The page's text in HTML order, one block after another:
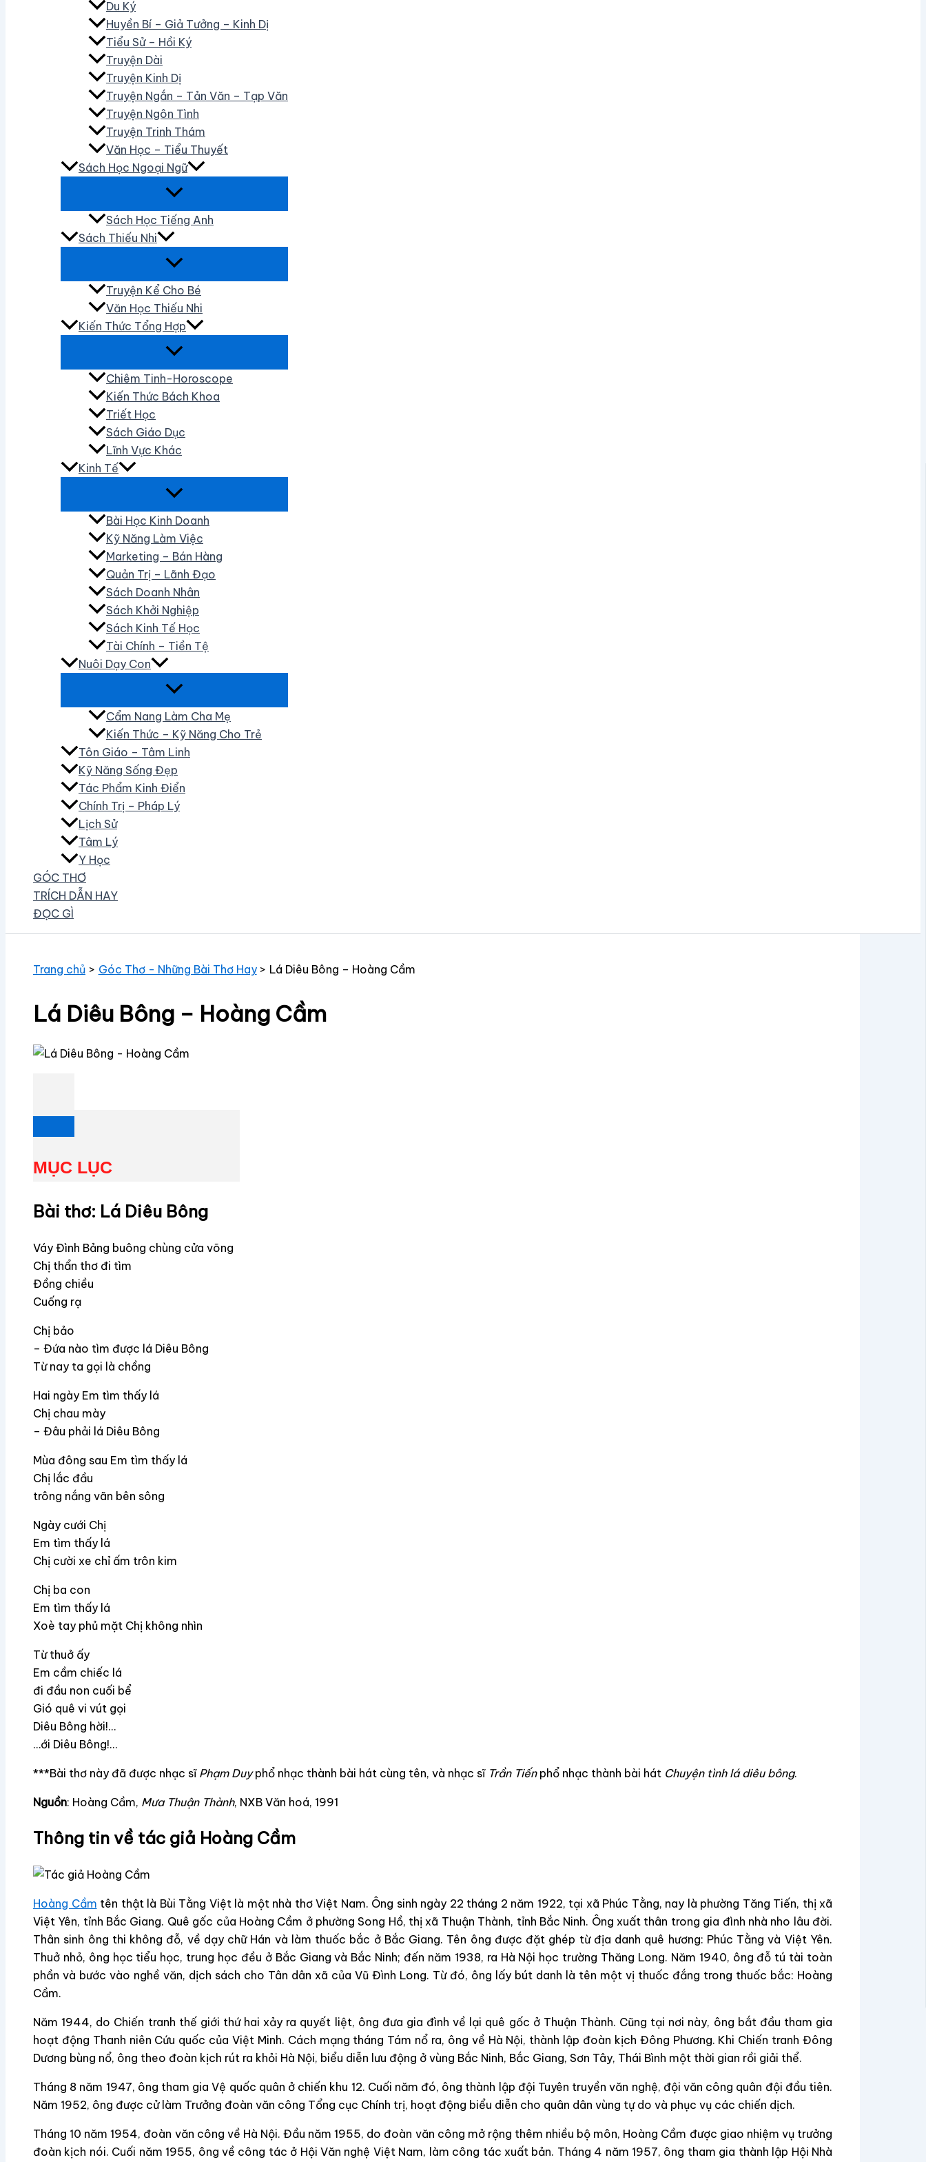
Du Ký
Huyền Bí – Giả Tưởng – Kinh Dị
Tiểu Sử – Hồi Ký
Truyện Dài
Truyện Kinh Dị
Truyện Ngắn – Tản Văn – Tạp Văn
Truyện Ngôn Tình
Truyện Trinh Thám
Văn Học – Tiểu Thuyết
Sách Học Ngoại Ngữ
Sách Học Tiếng Anh
Sách Thiếu Nhi
Truyện Kể Cho Bé
Văn Học Thiếu Nhi
Kiến Thức Tổng Hợp
Chiêm Tinh-Horoscope
Kiến Thức Bách Khoa
Triết Học
Sách Giáo Dục
Lĩnh Vực Khác
Kinh Tế
Bài Học Kinh Doanh
Kỹ Năng Làm Việc
Marketing – Bán Hàng
Quản Trị – Lãnh Đạo
Sách Doanh Nhân
Sách Khởi Nghiệp
Sách Kinh Tế Học
Tài Chính – Tiền Tệ
Nuôi Dạy Con
Cẩm Nang Làm Cha Mẹ
Kiến Thức – Kỹ Năng Cho Trẻ
Tôn Giáo – Tâm Linh
Kỹ Năng Sống Đẹp
Tác Phẩm Kinh Điển
Chính Trị – Pháp Lý
Lịch Sử
Tâm Lý
Y Học
GÓC THƠ
TRÍCH DẪN HAY
ĐỌC GÌ
Trang chủ Góc Thơ - Những Bài Thơ Hay Lá Diêu Bông – Hoàng Cầm
Lá Diêu Bông – Hoàng Cầm
MỤC LỤC
Bài thơ: Lá Diêu Bông
Váy Đình Bảng buông chùng cửa võng
Chị thẩn thơ đi tìm
Đồng chiều
Cuống rạ
Chị bảo
– Đứa nào tìm được lá Diêu Bông
Từ nay ta gọi là chồng
Hai ngày Em tìm thấy lá
Chị chau mày
– Đâu phải lá Diêu Bông
Mùa đông sau Em tìm thấy lá
Chị lắc đầu
trông nắng vãn bên sông
Ngày cưới Chị
Em tìm thấy lá
Chị cười xe chỉ ấm trôn kim
Chị ba con
Em tìm thấy lá
Xoè tay phủ mặt Chị không nhìn
Từ thuở ấy
Em cầm chiếc lá
đi đầu non cuối bể
Gió quê vi vút gọi
Diêu Bông hời!…
…ới Diêu Bông!…
***Bài thơ này đã được nhạc sĩ Phạm Duyphổ nhạc thành bài hát cùng tên, và nhạc sĩ Trần Tiếnphổ nhạc thành bài hát Chuyện tình lá diêu bông.
Nguồn: Hoàng Cầm, Mưa Thuận Thành, NXB Văn hoá, 1991
Thông tin về tác giả Hoàng Cầm
Hoàng Cầm tên thật là Bùi Tằng Việt là một nhà thơ Việt Nam. Ông sinh ngày 22 tháng 2 năm 1922, tại xã Phúc Tằng, nay là phường Tăng Tiến, thị xã
Việt Yên, tỉnh Bắc Giang. Quê gốc của Hoàng Cầm ở phường Song Hồ, thị xã Thuận Thành, tỉnh Bắc Ninh. Ông xuất thân trong gia đình nhà nho lâu đời.
Thân sinh ông thi không đỗ, về dạy chữ Hán và làm thuốc bắc ở Bắc Giang. Tên ông được đặt ghép từ địa danh quê hương: Phúc Tằng và Việt Yên.
Thuở nhỏ, ông học tiểu học, trung học đều ở Bắc Giang và Bắc Ninh; đến năm 1938, ra Hà Nội học trường Thăng Long. Năm 1940, ông đỗ tú tài toàn
phần và bước vào nghề văn, dịch sách cho Tân dân xã của Vũ Đình Long. Từ đó, ông lấy bút danh là tên một vị thuốc đắng trong thuốc bắc: Hoàng
Cầm.
Năm 1944, do Chiến tranh thế giới thứ hai xảy ra quyết liệt, ông đưa gia đình về lại quê gốc ở Thuận Thành. Cũng tại nơi này, ông bắt đầu tham gia
hoạt động Thanh niên Cứu quốc của Việt Minh. Cách mạng tháng Tám nổ ra, ông về Hà Nội, thành lập đoàn kịch Đông Phương. Khi Chiến tranh Đông
Dương bùng nổ, ông theo đoàn kịch rút ra khỏi Hà Nội, biểu diễn lưu động ở vùng Bắc Ninh, Bắc Giang, Sơn Tây, Thái Bình một thời gian rồi giải thể.
Tháng 8 năm 1947, ông tham gia Vệ quốc quân ở chiến khu 12. Cuối năm đó, ông thành lập đội Tuyên truyền văn nghệ, đội văn công quân đội đầu tiên.
Năm 1952, ông được cử làm Trưởng đoàn văn công Tổng cục Chính trị, hoạt động biểu diễn cho quân dân vùng tự do và phục vụ các chiến dịch.
Tháng 10 năm 1954, đoàn văn công về Hà Nội. Đầu năm 1955, do đoàn văn công mở rộng thêm nhiều bộ môn, Hoàng Cầm được giao nhiệm vụ trưởng
đoàn kịch nói. Cuối năm 1955, ông về công tác ở Hội Văn nghệ Việt Nam, làm công tác xuất bản. Tháng 4 năm 1957, ông tham gia thành lập Hội Nhà